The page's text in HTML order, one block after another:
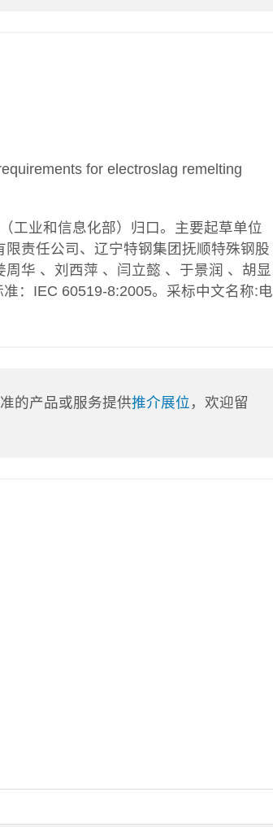
for electroslag remelting
工业和信息化部）归口。主要起草单位
责任公司、辽宁特钢集团抚顺特殊钢股
华 、刘西萍 、闫立懿 、于景润 、胡显
：IEC 60519-8:2005。采标中文名称:电
的产品或服务提供推介展位 ，欢迎留